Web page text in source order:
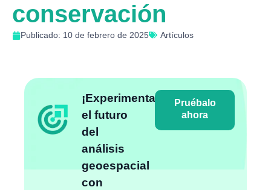
conservación
Publicado: 10 de febrero de 2025 Artículos
¡Experimenta
el futuro
del
análisis
geoespacial
con
Pruébalo
ahora